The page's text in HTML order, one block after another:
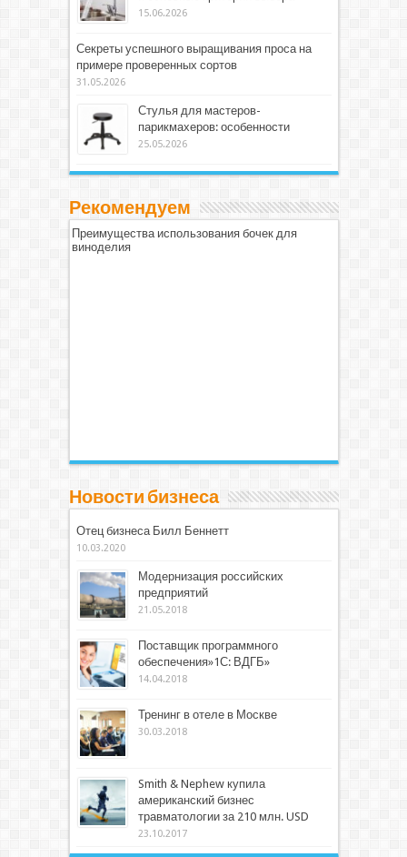
15.06.2026
Секреты успешного выращивания проса на
примере проверенных сортов
31.05.2026
Стулья для мастеров-
парикмахеров: особенности
25.05.2026
Рекомендуем
Преимущества использования бочек для
виноделия
Новости бизнеса
Отец бизнеса Билл Беннетт
10.03.2020
Модернизация российских
предприятий
21.05.2018
Поставщик программного
обеспечения»1С: ВДГБ»
14.04.2018
Тренинг в отеле в Москве
30.03.2018
Smith & Nephew купила
американский бизнес
травматологии за 210 млн. USD
23.10.2017